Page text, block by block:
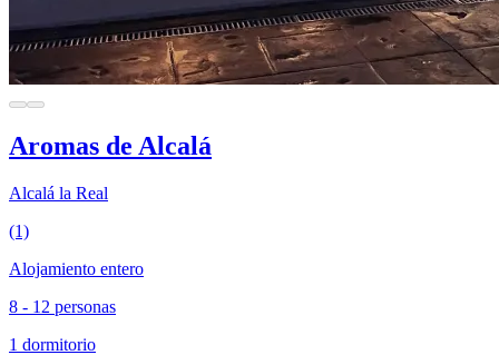
Aromas de Alcalá
Alcalá la Real
(1)
Alojamiento entero
8 - 12 personas
1 dormitorio